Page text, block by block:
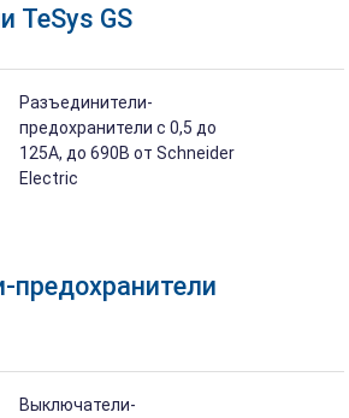
TeSys GS
предохранители
Разъединители-
предохранители с 0,5 до
125А, до 690В от Schneider
Electric
Выключатели-